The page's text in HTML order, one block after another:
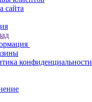
сайта
конфиденциальности